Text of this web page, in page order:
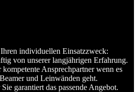
individuellen Einsatzzweck:
von unserer langjährigen Erfahrung.
Ansprechpartner wenn es
und Leinwänden geht.
garantiert das passende Angebot.